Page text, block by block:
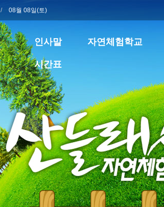
08월 08일(토)
인사말 자연체험학교
시간표